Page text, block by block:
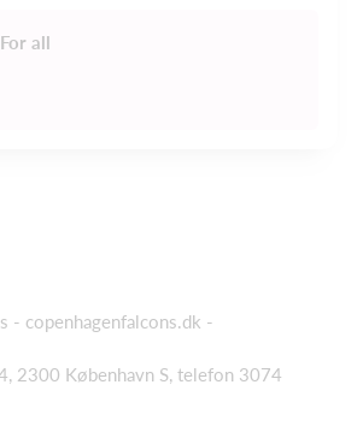
all
- copenhagenfalcons.dk -
2300 København S, telefon 3074